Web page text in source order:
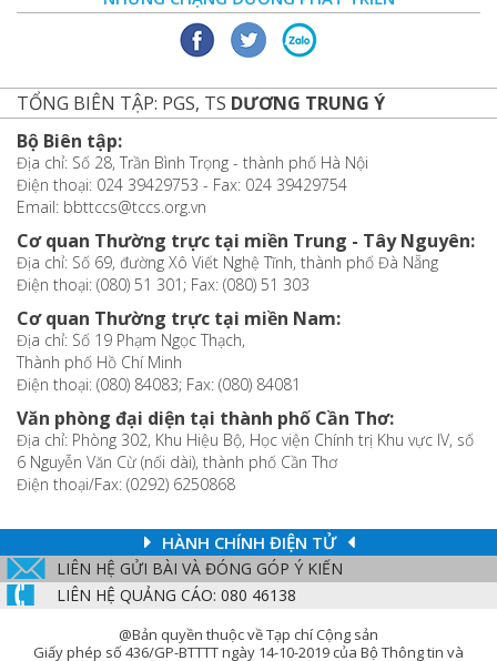
TỔNG BIÊN TẬP: PGS, TS DƯƠNG TRUNG Ý
Bộ Biên tập:
Địa chỉ: Số 28, Trần Bình Trọng - thành phố Hà Nội
Điện thoại: 024 39429753 - Fax: 024 39429754
Email: bbttccs@tccs.org.vn
Cơ quan Thường trực tại miền Trung - Tây Nguyên:
Địa chỉ: Số 69, đường Xô Viết Nghệ Tĩnh, thành phố Đà Nẵng
Điện thoại: (080) 51 301; Fax: (080) 51 303
Cơ quan Thường trực tại miền Nam:
Địa chỉ: Số 19 Phạm Ngọc Thạch,
Thành phố Hồ Chí Minh
Điện thoại: (080) 84083; Fax: (080) 84081
Văn phòng đại diện tại thành phố Cần Thơ:
Địa chỉ: Phòng 302, Khu Hiệu Bộ, Học viện Chính trị Khu vực IV, số
6 Nguyễn Văn Cừ (nối dài), thành phố Cần Thơ
Điện thoại/Fax: (0292) 6250868
HÀNH CHÍNH ĐIỆN TỬ
LIÊN HỆ GỬI BÀI VÀ ĐÓNG GÓP Ý KIẾN
LIÊN HỆ QUẢNG CÁO: 080 46138
@Bản quyền thuộc về Tạp chí Cộng sản
Giấy phép số 436/GP-BTTTT ngày 14-10-2019 của Bộ Thông tin và